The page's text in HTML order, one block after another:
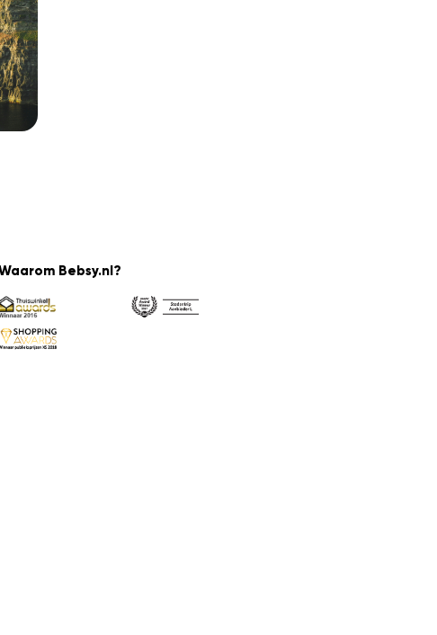
Bebsy.nl?